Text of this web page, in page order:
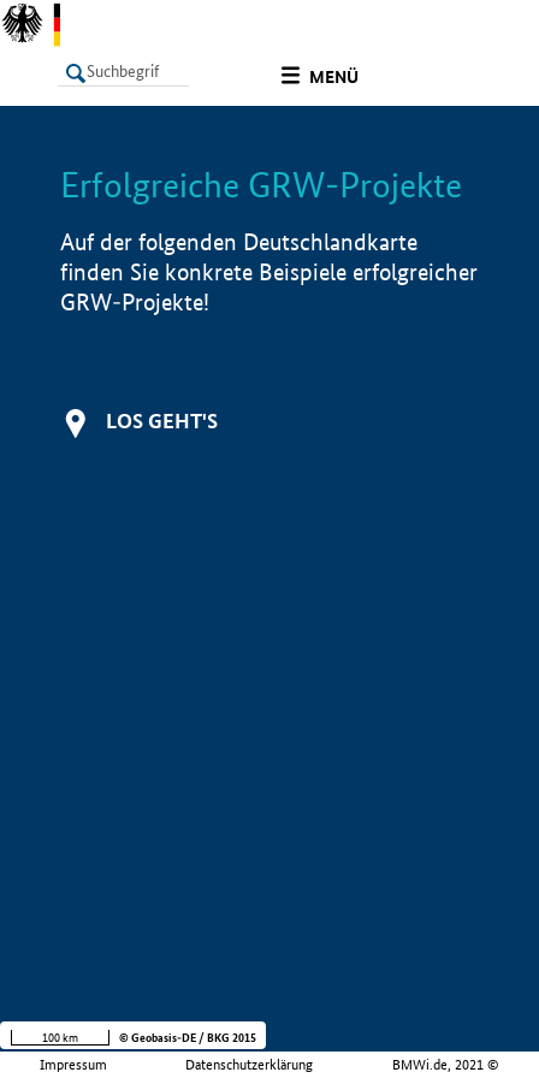
MENÜ
LISTE Info
Erfolgreiche GRW-Projekte
Auf der folgenden Deutschlandkarte
finden Sie konkrete Beispiele erfolgreicher
GRW-Projekte!
LOS GEHT'S
Impressum Datenschutzerklärung BMWi.de, 2021 ©
100 km © Geobasis-DE / BKG 2015